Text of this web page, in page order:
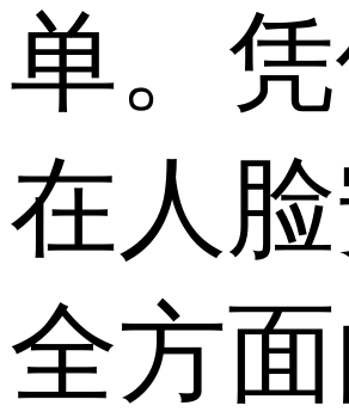
单。
在人
全方